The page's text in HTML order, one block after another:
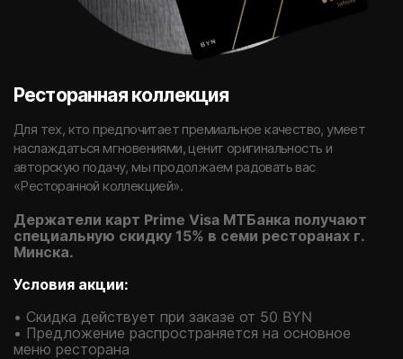
Ресторанная коллекция
Для тех, кто предпочитает премиальное качество, умеет
наслаждаться мгновениями, ценит оригинальность и
авторскую подачу, мы продолжаем радовать вас
«Ресторанной коллекцией».
Держатели карт Prime Visa МТБанка получают
специальную скидку 15% в семи ресторанах г.
Минска.
Условия акции:
• Скидка действует при заказе от 50 BYN
• Предложение распространяется на основное
меню ресторана